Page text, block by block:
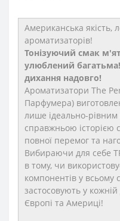
Американська якість,
ароматизаторів!
Тонізуючий смак
улюблений
дихання надовго!
Ароматизатори The
Парфумера)
лише ідеально-
справжньою історією
повної перемог та
Вибираючи для себе
в тому, чи
компонентів у всьому
застосовують у
Європі та Америці!